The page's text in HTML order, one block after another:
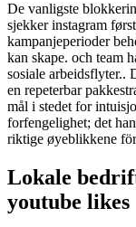
De vanligste
sjekker instagram
kampanjeperioder
kan skape. och team
sosiale arbeidsflyter..
en repeterbar
mål i stedet for
forfengelighet; det
riktige øyeblikkene
Lokale
youtube likes